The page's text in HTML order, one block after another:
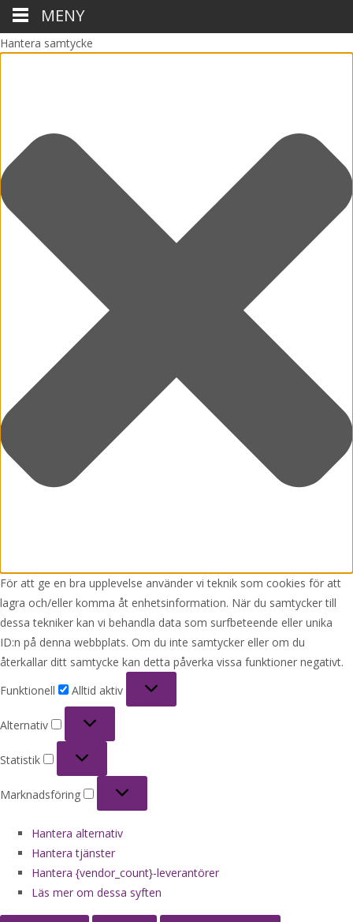
Hantera samtycke
För att ge en bra upplevelse använder vi teknik som cookies för att
lagra och/eller komma åt enhetsinformation. När du samtycker till
dessa tekniker kan vi behandla data som surfbeteende eller unika
ID:n på denna webbplats. Om du inte samtycker eller om du
återkallar ditt samtycke kan detta påverka vissa funktioner negativt.
Funktionell
Alltid aktiv
Alternativ
Statistik
Marknadsföring
Hantera alternativ
Hantera tjänster
Hantera {vendor_count}-leverantörer
Läs mer om dessa syften
MENY